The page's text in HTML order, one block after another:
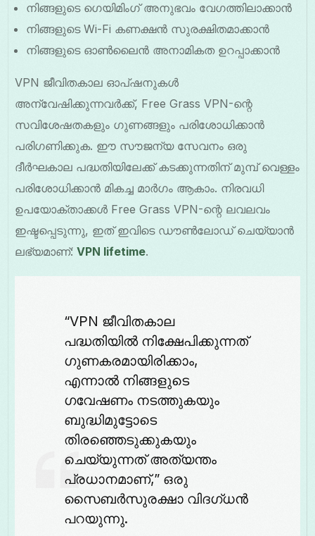
നിങ്ങളുടെ ഗെയിമിംഗ് അനുഭവം വേഗത്തിലാക്കാൻ
നിങ്ങളുടെ Wi-Fi കണക്ഷൻ സുരക്ഷിതമാക്കാൻ
നിങ്ങളുടെ ഓൺലൈൻ അനാമികത ഉറപ്പാക്കാൻ
VPN ജീവിതകാല ഓപ്ഷനുകൾ
അന്വേഷിക്കുന്നവർക്ക്, Free Grass VPN-ന്റെ
സവിശേഷതകളും ഗുണങ്ങളും പരിശോധിക്കാൻ
പരിഗണിക്കുക. ഈ സൗജന്യ സേവനം ഒരു
ദീർഘകാല പദ്ധതിയിലേക്ക് കടക്കുന്നതിന് മുമ്പ് വെള്ളം
പരിശോധിക്കാൻ മികച്ച മാർഗം ആകാം. നിരവധി
ഉപയോക്താക്കൾ Free Grass VPN-ന്റെ ലവലവം
ഇഷ്ടപ്പെടുന്നു, ഇത് ഇവിടെ ഡൗൺലോഡ് ചെയ്യാൻ
ലഭ്യമാണ്:VPN lifetime.
“VPN ജീവിതകാല
പദ്ധതിയിൽ നിക്ഷേപിക്കുന്നത്
ഗുണകരമായിരിക്കാം,
എന്നാൽ നിങ്ങളുടെ
ഗവേഷണം നടത്തുകയും
ബുദ്ധിമുട്ടോടെ
തിരഞ്ഞെടുക്കുകയും
ചെയ്യുന്നത് അത്യന്തം
പ്രധാനമാണ്,” ഒരു
സൈബർസുരക്ഷാ വിദഗ്ധൻ
പറയുന്നു.